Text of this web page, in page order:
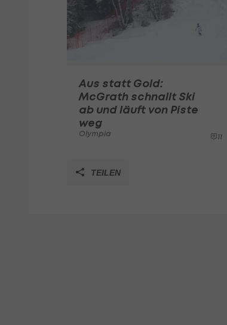
Aus statt Gold:
McGrath schnallt Ski
ab und läuft von Piste
weg
Olympia 11
TEILEN